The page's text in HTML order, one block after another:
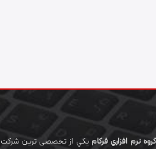
گروه نرم افزاري فرکام يکي از تخصصی ترين شرکت